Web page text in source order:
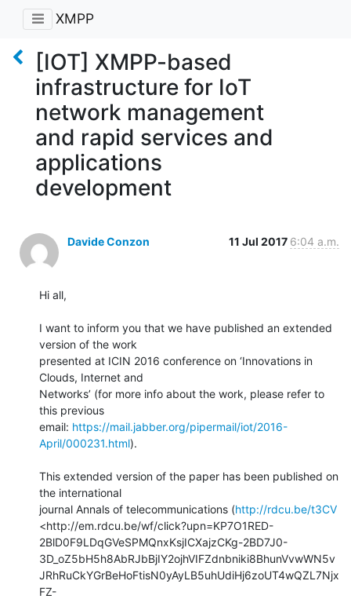
XMPP
[IOT] XMPP-based
infrastructure for IoT
network management
and rapid services and
applications
development
Davide Conzon 11 Jul 2017 6:04 a.m.
Hi all,
I want to inform you that we have published an extended
version of the work
presented at ICIN 2016 conference on ‘Innovations in
Clouds, Internet and
Networks’ (for more info about the work, please refer to
this previous
email: https://mail.jabber.org/pipermail/iot/2016-
April/000231.html).
This extended version of the paper has been published on
the international
journal Annals of telecommunications (http://rdcu.be/t3CV
<http://em.rdcu.be/wf/click?upn=KP7O1RED-
2BlD0F9LDqGVeSPMQnxKsjICXajzCKg-2BD7J0-
3D_oZ5bH5h8AbRJbBjIY2ojhVIFZdnbniki8BhunVvwWN5v
JRhRuCkYGrBeHoFtisN0yAyLB5uhUdiHj6zoUT4wQZL7Njx
FZ-